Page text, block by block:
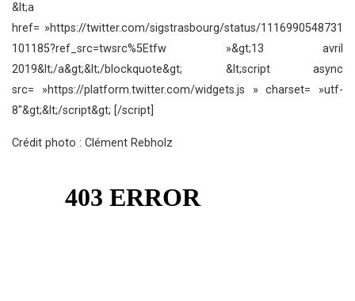
&lt;a
href= »https://twitter.com/sigstrasbourg/status/1116990548731
101185?ref_src=twsrc%5Etfw »&gt;13 avril
2019&lt;/a&gt;&lt;/blockquote&gt; &lt;script async
src= »https://platform.twitter.com/widgets.js » charset= »utf-
8″&gt;&lt;/script&gt; [/script]
Crédit photo : Clément Rebholz